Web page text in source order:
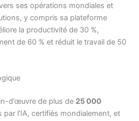
ses opérations mondiales et
y compris sa plateforme
la productivité de 30 %,
de 60 % et réduit le travail de 50
d’œuvre de plus de 25 000
par l’IA, certifiés mondialement, et